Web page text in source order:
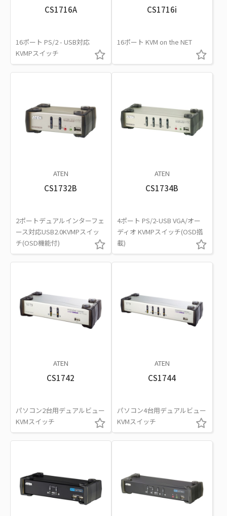
CS1716A
16ポート PS/2 - USB対応
KVMPスイッチ
CS1716i
16ポート KVM on the NET
ATEN
CS1732B
2ポートデュアルインターフェ
ース対応USB2.0KVMPスイッ
チ(OSD機能付)
ATEN
CS1734B
4ポート PS/2-USB VGA/オー
ディオ KVMPスイッチ(OSD搭
載)
ATEN
CS1742
パソコン2台用デュアルビュー
KVMスイッチ
ATEN
CS1744
パソコン4台用デュアルビュー
KVMスイッチ